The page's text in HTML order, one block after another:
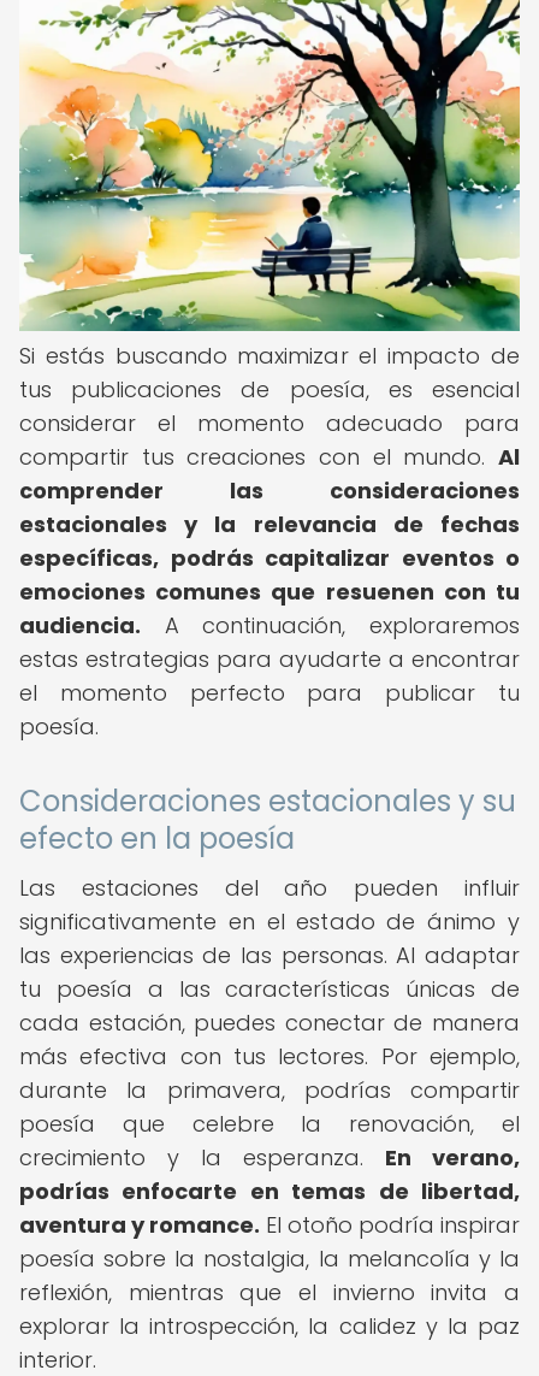
Si estás buscando maximizar el impacto de
tus publicaciones de poesía, es esencial
considerar el momento adecuado para
compartir tus creaciones con el mundo. Al
comprender las consideraciones
estacionales y la relevancia de fechas
específicas, podrás capitalizar eventos o
emociones comunes que resuenen con tu
audiencia. A continuación, exploraremos
estas estrategias para ayudarte a encontrar
el momento perfecto para publicar tu
poesía.
Consideraciones estacionales y su
efecto en la poesía
Las estaciones del año pueden influir
significativamente en el estado de ánimo y
las experiencias de las personas. Al adaptar
tu poesía a las características únicas de
cada estación, puedes conectar de manera
más efectiva con tus lectores. Por ejemplo,
durante la primavera, podrías compartir
poesía que celebre la renovación, el
crecimiento y la esperanza. En verano,
podrías enfocarte en temas de libertad,
aventura y romance. El otoño podría inspirar
poesía sobre la nostalgia, la melancolía y la
reflexión, mientras que el invierno invita a
explorar la introspección, la calidez y la paz
interior.